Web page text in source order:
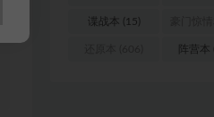
谍战本 (15)
阵营本